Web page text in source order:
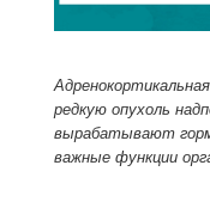
редкую опухоль
вырабатывают
важные функции